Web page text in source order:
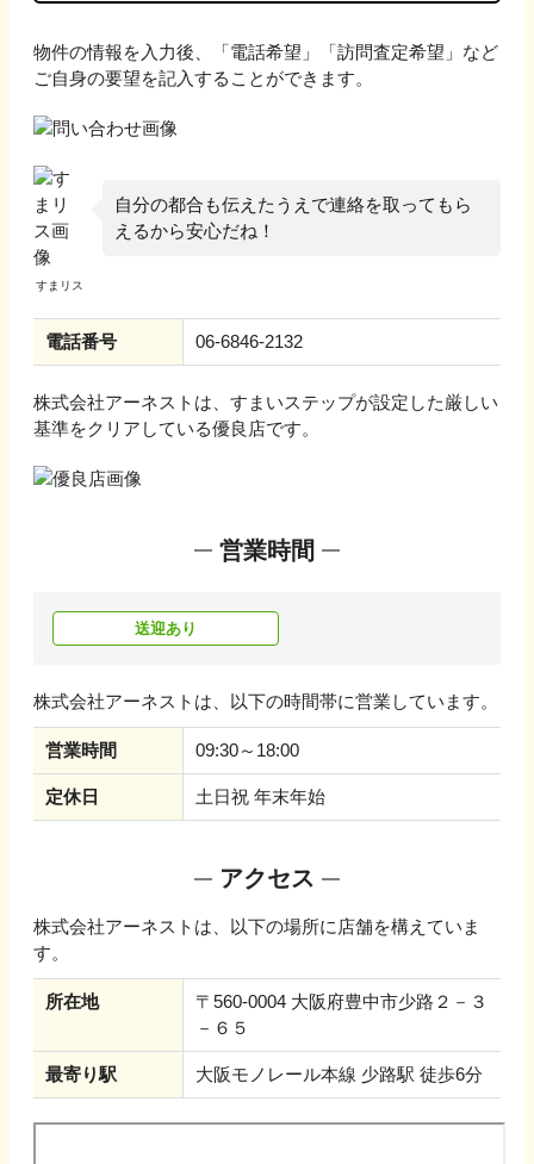
物件の情報を入力後、「電話希望」「訪問査定希望」など
ご自身の要望を記入することができます。
自分の都合も伝えたうえで連絡を取ってもら
えるから安心だね！
電話番号 06-6846-2132
株式会社アーネスト は、すまいステップが設定した厳しい
基準をクリアしている優良店です。
営業時間
送迎あり
株式会社アーネスト は、以下の時間帯に営業しています。
営業時間 09:30～18:00
定休日 土日祝 年末年始
アクセス
株式会社アーネスト は、以下の場所に店舗を構えていま
す。
所在地
〒560-0004 大阪府豊中市少路２－３
－６５
最寄り駅 大阪モノレール本線 少路駅 徒歩6分